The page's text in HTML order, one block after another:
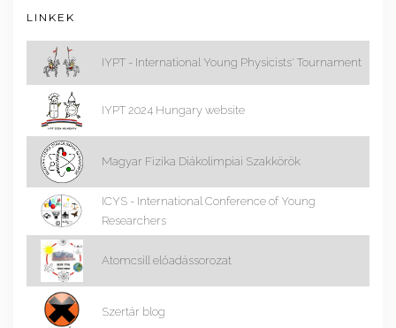
LINKEK
IYPT - International Young Physicists' Tournament
IYPT 2024 Hungary website
Magyar Fizika Diákolimpiai Szakkörök
ICYS - International Conference of Young
Researchers
Atomcsill előadássorozat
Szertár blog